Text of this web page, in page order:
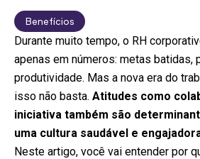
Benefícios
Durante muito tempo, o RH
apenas em números: metas batidas,
produtividade. Mas a nova era do
isso não basta. Atitudes como
iniciativa também são
uma cultura saudável e
Neste artigo, você vai entender por